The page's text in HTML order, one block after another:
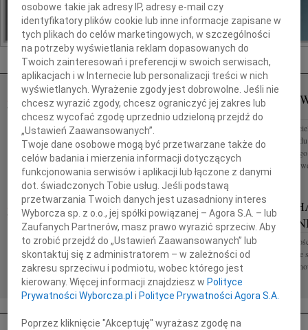
*ogłoszenie
Nekrologi Wrocław
HUBERT MORDAWSKI 06.08.2026
WROCŁAW
Nie mów nic: już uleciałem w taką ciszę, że nie
rozumiem przedmiotów, nie słyszę słów twoich... Bo
tu nie dolatują łzy i tylko pejzaż coraz dalej upływa,
i...
LUCYNA
WROCŁAW
Naszemu
Prezesowi
wyrazy
solidarności z
06.08.2026
Annie Ciskowskiej wyrazy najgłębszego
współczucia z powodu śmierci Mamy składają
Zarząd oraz koleżanki i koledzy z firmy FUNAM Sp.
z o.o. Wrocław Aniu, z wielkim żalem i...
HALINA
Halina Hanna
Pogrzeb odbędzie
Cmentarzu
osobowe takie jak adresy IP, adresy e-mail czy
identyfikatory plików cookie lub inne informacje zapisane w
tych plikach do celów marketingowych, w szczególności
na potrzeby wyświetlania reklam dopasowanych do
Twoich zainteresowań i preferencji w swoich serwisach,
aplikacjach i w Internecie lub personalizacji treści w nich
wyświetlanych. Wyrażenie zgody jest dobrowolne. Jeśli nie
chcesz wyrazić zgody, chcesz ograniczyć jej zakres lub
chcesz wycofać zgodę uprzednio udzieloną przejdź do
„Ustawień Zaawansowanych”.
Twoje dane osobowe mogą być przetwarzane także do
celów badania i mierzenia informacji dotyczących
funkcjonowania serwisów i aplikacji lub łączone z danymi
dot. świadczonych Tobie usług. Jeśli podstawą
przetwarzania Twoich danych jest uzasadniony interes
Wyborcza sp. z o.o., jej spółki powiązanej – Agora S.A. – lub
Zaufanych Partnerów, masz prawo wyrazić sprzeciw. Aby
to zrobić przejdź do „Ustawień Zaawansowanych” lub
skontaktuj się z administratorem – w zależności od
zakresu sprzeciwu i podmiotu, wobec którego jest
kierowany. Więcej informacji znajdziesz w Polityce
Prywatności Wyborcza.pl i Polityce Prywatności Agora S.A.
Poprzez kliknięcie "Akceptuję" wyrażasz zgodę na